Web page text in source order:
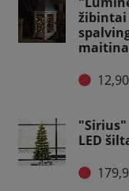
žibintai
"Sirius"
LED